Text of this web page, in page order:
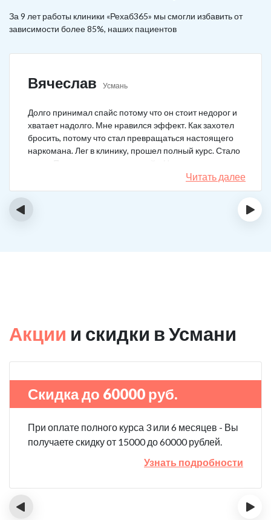
За 9 лет работы клиники «Рехаб365» мы смогли избавить от
зависимости более 85%, наших пациентов
Вячеслав Усмань
Долго принимал спайс потому что он стоит недорог и
хватает надолго. Мне нравился эффект. Как захотел
бросить, потому что стал превращаться настоящего
наркомана. Лег в клинику, прошел полный курс. Стало
легче. Перестало тянуть на спайс. Начал жить заново.
Читать далее
‹ ›
Акции и скидки в Усмани
Скидка до 60000 руб.
При оплате полного курса 3 или 6 месяцев - Вы
получаете скидку от 15000 до 60000 рублей.
Узнать подробности
‹ ›